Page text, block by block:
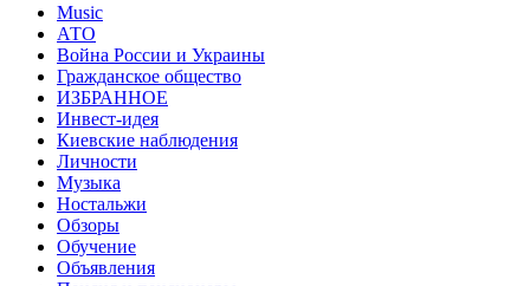
Music
АТО
Война России и Украины
Гражданское общество
ИЗБРАННОЕ
Инвест-идея
Киевские наблюдения
Личности
Музыка
Ностальжи
Обзоры
Обучение
Объявления